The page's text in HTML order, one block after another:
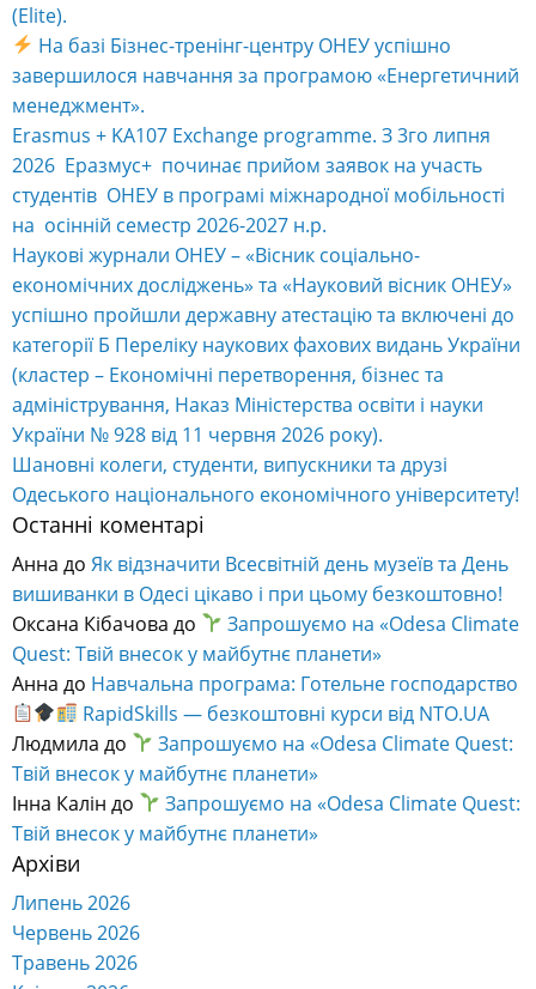
(Elite).
На базі Бізнес-тренінг-центру ОНЕУ успішно
завершилося навчання за програмою «Енергетичний
менеджмент».
Erasmus + KA107 Exchange programme. З 3го липня
2026 Еразмус+ починає прийом заявок на участь
студентів ОНЕУ в програмі міжнародної мобільності
на осінній семестр 2026-2027 н.р.
Наукові журнали ОНЕУ – «Вісник соціально-
економічних досліджень» та «Науковий вісник ОНЕУ»
успішно пройшли державну атестацію та включені до
категорії Б Переліку наукових фахових видань України
(кластер – Економічні перетворення, бізнес та
адміністрування, Наказ Міністерства освіти і науки
України № 928 від 11 червня 2026 року).
Шановні колеги, студенти, випускники та друзі
Одеського національного економічного університету!
Останні коментарі
Анна до Як відзначити Всесвітній день музеїв та День
вишиванки в Одесі цікаво і при цьому безкоштовно!
Оксана Кібачова до
Запрошуємо на «Odesa Climate
Quest: Твій внесок у майбутнє планети»
Анна до Навчальна програма: Готельне господарство
RapidSkills — безкоштовні курси від NTO.UA
Людмила до
Запрошуємо на «Odesa Climate Quest:
Твій внесок у майбутнє планети»
Інна Калін до
Запрошуємо на «Odesa Climate Quest:
Твій внесок у майбутнє планети»
Архіви
Липень 2026
Червень 2026
Травень 2026